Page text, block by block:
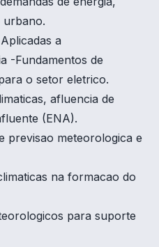
urbano.
a
-Fundamentos de
o setor eletrico.
afluencia de
(ENA).
previsao meteorologica e
na formacao do
para suporte